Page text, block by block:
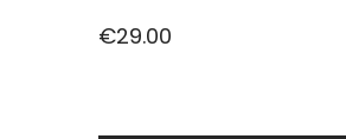
€29.00